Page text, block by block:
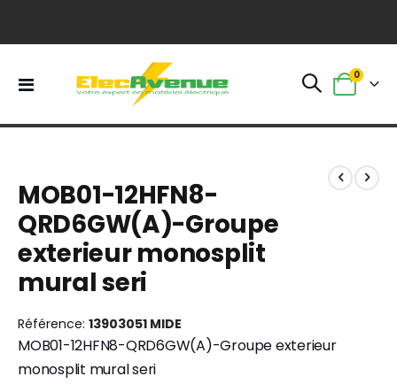
Basculer
Panier
0
the
end
of
the
images
gallery
the
beginning
of
the
images
gallery
MOB01-12HFN8-
QRD6GW(A)-Groupe
exterieur monosplit
mural seri
Référence 13903051 MIDE
MOB01-12HFN8-QRD6GW(A)-Groupe exterieur
monosplit mural seri